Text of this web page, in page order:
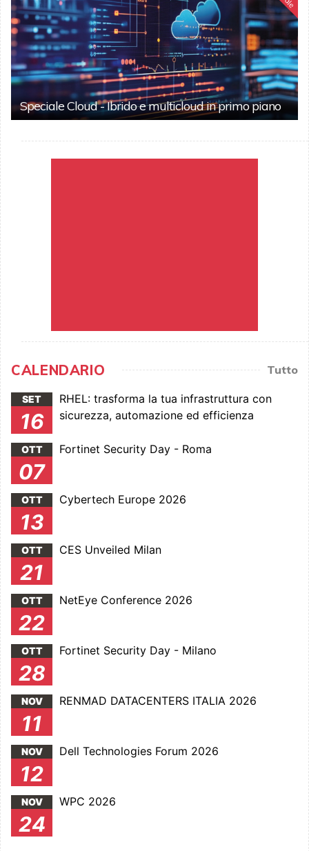
Speciale Cloud - Ibrido e multicloud in primo piano
CALENDARIO Tutto
SET
16
RHEL: trasforma la tua infrastruttura con
sicurezza, automazione ed efficienza
OTT
07
Fortinet Security Day - Roma
OTT
13
Cybertech Europe 2026
OTT
21
CES Unveiled Milan
OTT
22
NetEye Conference 2026
OTT
28
Fortinet Security Day - Milano
NOV
11
RENMAD DATACENTERS ITALIA 2026
NOV
12
Dell Technologies Forum 2026
NOV
24
WPC 2026